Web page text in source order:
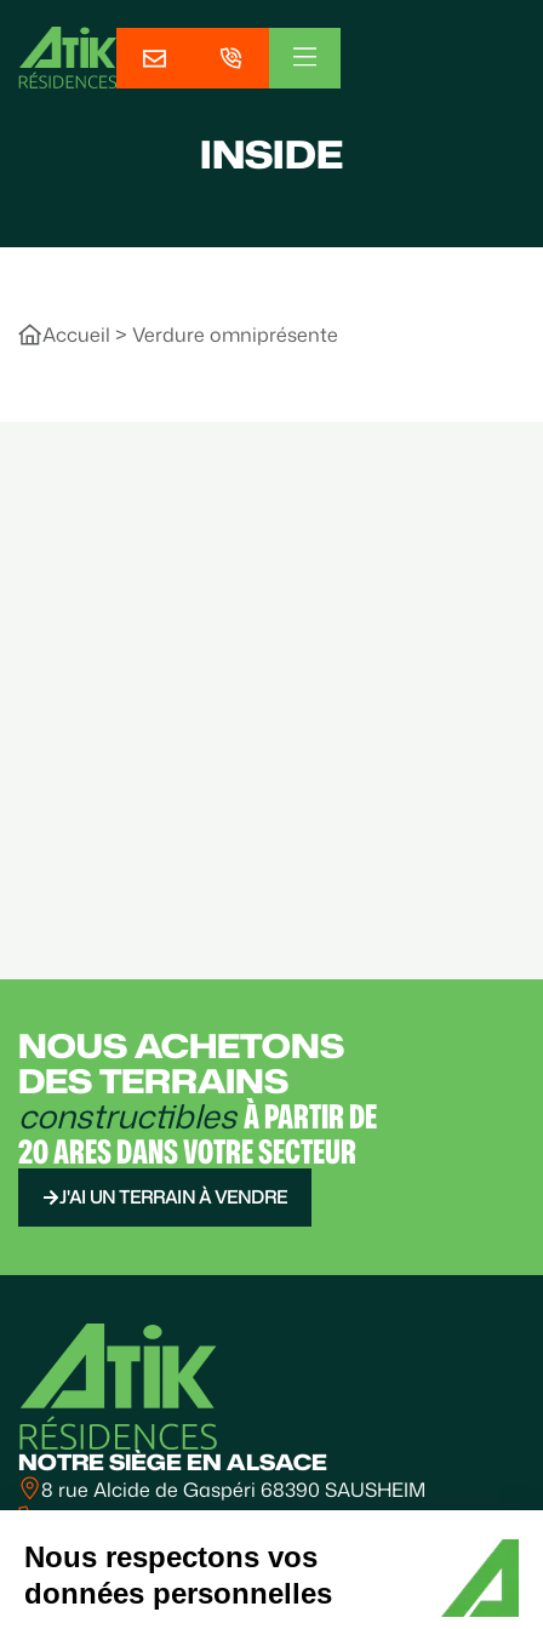
Nous respectons vos
données personnelles
INSIDE
Accueil > Verdure omniprésente
NOUS ACHETONS
DES TERRAINS
constructiblesÀ PARTIR DE
20 ARES DANS VOTRE SECTEUR
J'AI UN TERRAIN À VENDRE
NOTRE SIÈGE EN ALSACE
8 rue Alcide de Gaspéri 68390 SAUSHEIM
03 89 31 10 31
BUREAUX FRANCHE-COMTÉ
Valparc - BESANÇON
06 60 63 85 70